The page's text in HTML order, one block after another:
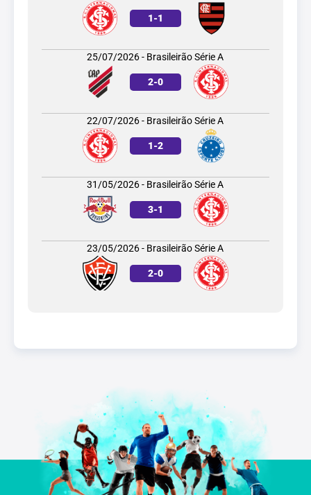
1-1
25/07/2026 - Brasileirão Série A
2-0
22/07/2026 - Brasileirão Série A
1-2
31/05/2026 - Brasileirão Série A
3-1
23/05/2026 - Brasileirão Série A
2-0